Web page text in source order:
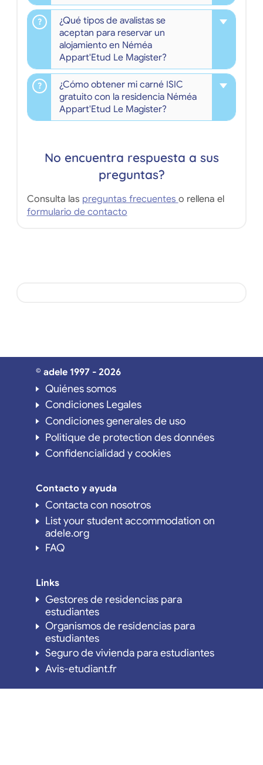
¿Qué tipos de avalistas se
aceptan para reservar un
alojamiento en Néméa
Appart'Etud Le Magister?
¿Cómo obtener mi carné ISIC
gratuito con la residencia Néméa
Appart'Etud Le Magister?
No encuentra respuesta a sus
preguntas?
Consulta las preguntas frecuentes o rellena el
formulario de contacto
© adele 1997 - 2026
Quiénes somos
Condiciones Legales
Condiciones generales de uso
Politique de protection des données
Confidencialidad y cookies
Contacto y ayuda
Contacta con nosotros
List your student accommodation on
adele.org
FAQ
Links
Gestores de residencias para
estudiantes
Organismos de residencias para
estudiantes
Seguro de vivienda para estudiantes
Avis-etudiant.fr